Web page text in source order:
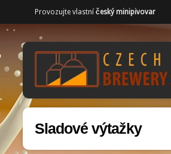
Provozujte vlastní český minipivovar
Sladové výtažky